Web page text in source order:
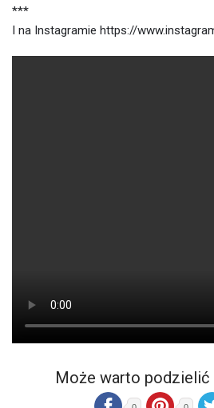
***
I na Instagramie https://
Może warto podzielić